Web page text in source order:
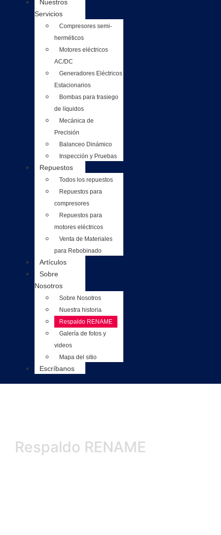
Nuestros
Servicios
Compresores semi-
herméticos
Motores eléctricos
AC/DC
Generadores Eléctricos
Estacionarios
Bombas para trasiego
de líquidos
Mecánica de
Precisión
Balanceo Dinámico
Inspección y Pruebas
Repuestos
Todos los repuestos
Repuestos para
compresores
Repuestos para
motores eléctricos
Venta de Materiales
para Rebobinado
Artículos
Sobre
Nosotros
Sobre Nosotros
Nuestra historia
Respaldo RENAME
Galería de fotos y
videos
Mapa del sitio
Escríbanos
Respaldo RENAME